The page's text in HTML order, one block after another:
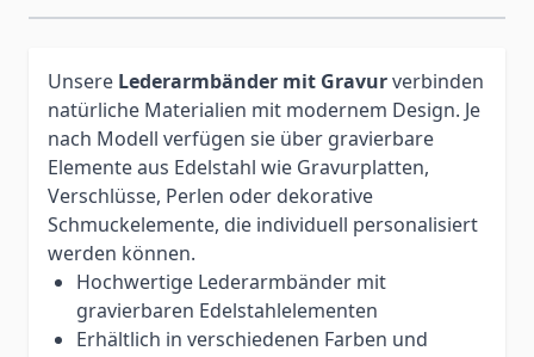
Unsere Lederarmbänder mit Gravurverbinden
natürliche Materialien mit modernem Design. Je
nach Modell verfügen sie über gravierbare
Elemente aus Edelstahl wie Gravurplatten,
Verschlüsse, Perlen oder dekorative
Schmuckelemente, die individuell personalisiert
werden können.
Hochwertige Lederarmbänder mit
gravierbaren Edelstahlelementen
Erhältlich in verschiedenen Farben und